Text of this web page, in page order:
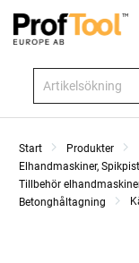
Start
Produkter
Elhandmaskiner,
Tillbehör
Betonghåltagning